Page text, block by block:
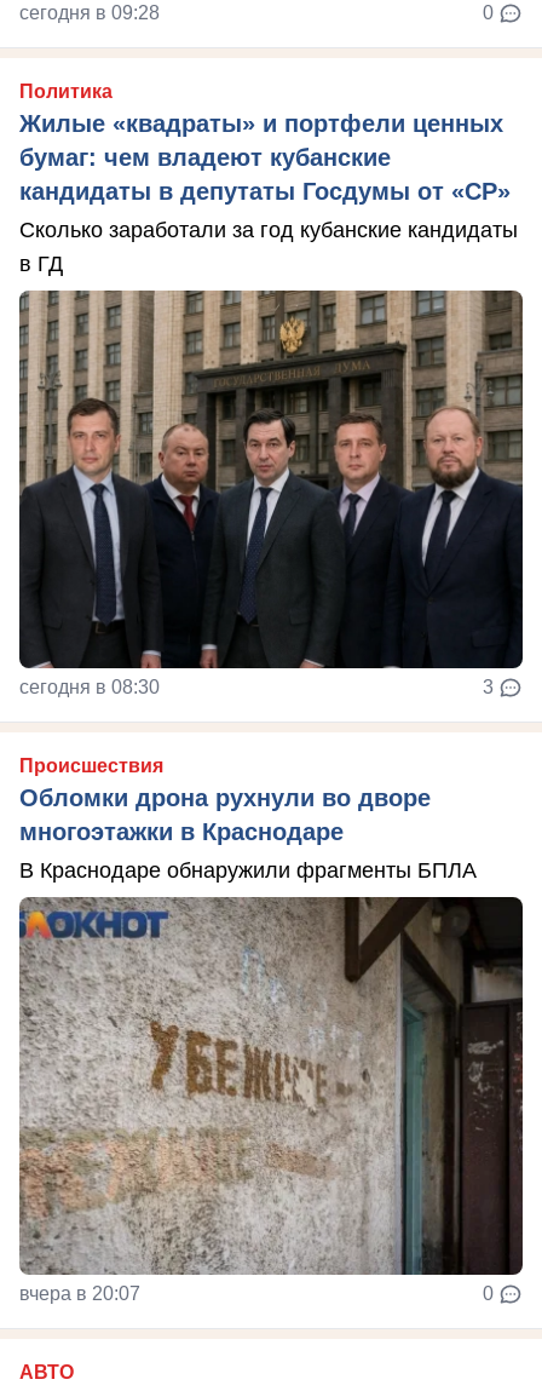
сегодня в 09:28 0
Политика
Жилые «квадраты» и портфели ценных
бумаг: чем владеют кубанские
кандидаты в депутаты Госдумы от «СР»
Сколько заработали за год кубанские кандидаты
в ГД
сегодня в 08:30 3
Происшествия
Обломки дрона рухнули во дворе
многоэтажки в Краснодаре
В Краснодаре обнаружили фрагменты БПЛА
вчера в 20:07 0
АВТО